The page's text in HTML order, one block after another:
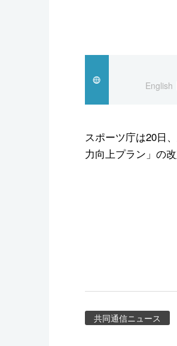
スポーツ・東京2020English
スポーツ庁は20日
力向上プラン」の
共同通信ニュース